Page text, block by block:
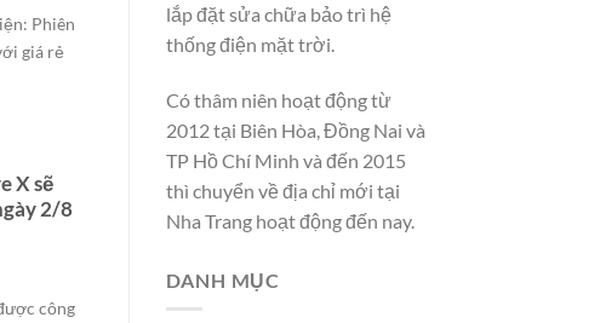
Phiên
giá rẻ
X sẽ
2/8
công
lắp đặt sửa chữa bảo trì hệ
thống điện mặt trời.
Có thâm niên hoạt động từ
2012 tại Biên Hòa, Đồng Nai và
TP Hồ Chí Minh và đến 2015
thì chuyển về địa chỉ mới tại
Nha Trang hoạt động đến nay.
DANH MỤC